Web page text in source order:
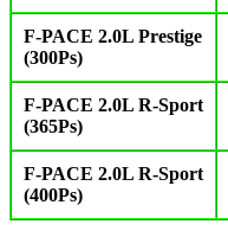
F-PACE 2.0L Prestige
(300Ps)
F-PACE 2.0L R-Sport
(365Ps)
F-PACE 2.0L R-Sport
(400Ps)